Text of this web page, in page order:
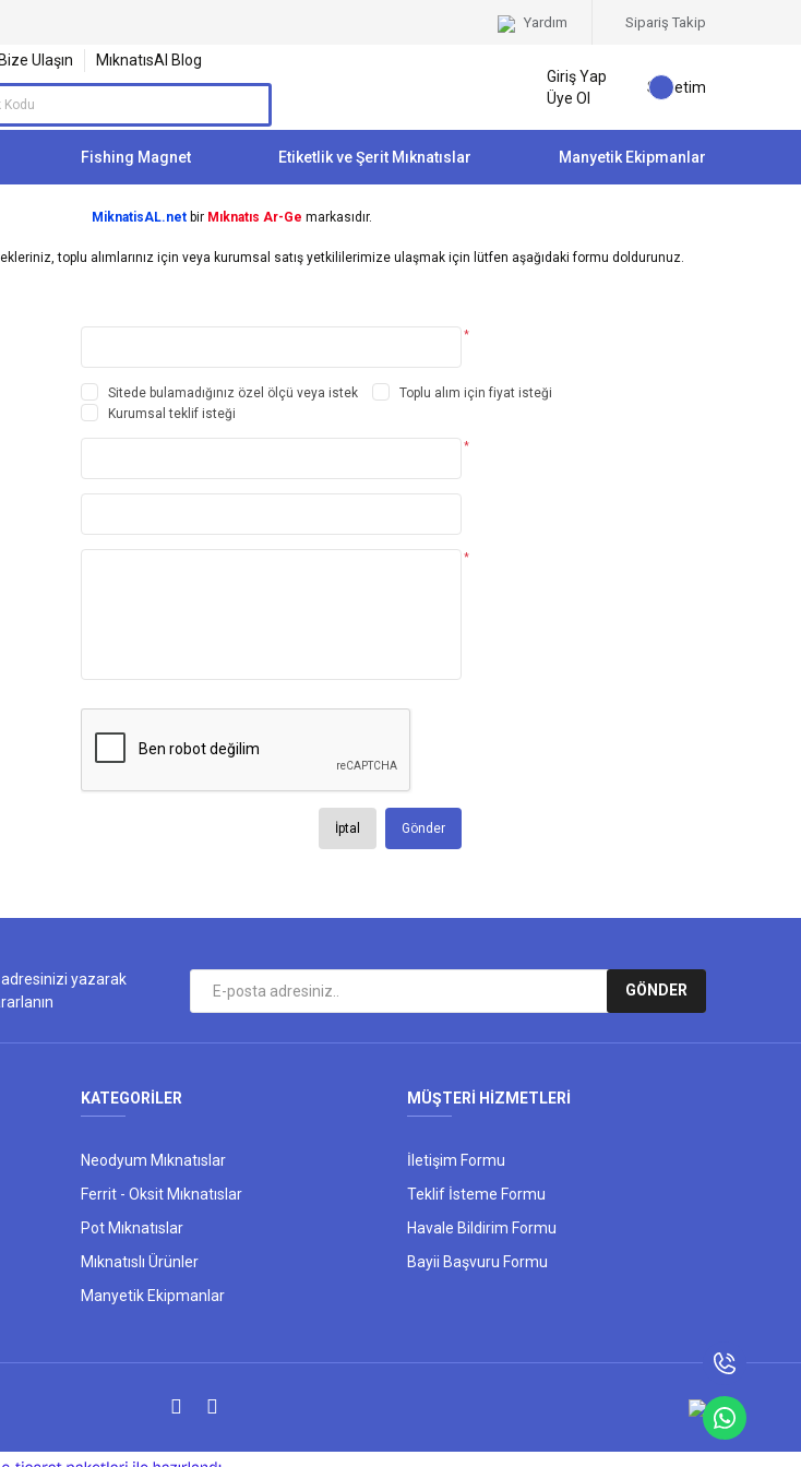
Yardım Sipariş Takip
Ulaşın
MıknatısAl Blog
Giriş Yap
Üye Ol
Sepetim
Fishing Magnet Etiketlik ve Şerit Mıknatıslar Manyetik Ekipmanlar
MiknatisAL.netbir Mıknatıs Ar-Ge markasıdır.
toplu alımlarınız için veya kurumsal satış yetkililerimize ulaşmak için lütfen aşağıdaki formu doldurunuz.
*
Sitede bulamadığınız özel ölçü veya istek
Toplu alım için fiyat isteği
Kurumsal teklif isteği
*
*
İptal Gönder
yazarak
GÖNDER
KATEGORİLER
Neodyum Mıknatıslar
Ferrit - Oksit Mıknatıslar
Pot Mıknatıslar
Mıknatıslı Ürünler
Manyetik Ekipmanlar
MÜŞTERİ HİZMETLERİ
İletişim Formu
Teklif İsteme Formu
Havale Bildirim Formu
Bayii Başvuru Formu